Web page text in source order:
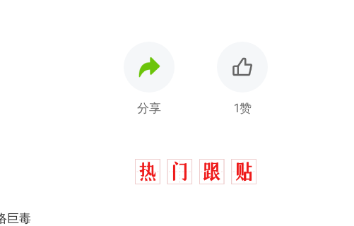
分享 1赞
巨毒